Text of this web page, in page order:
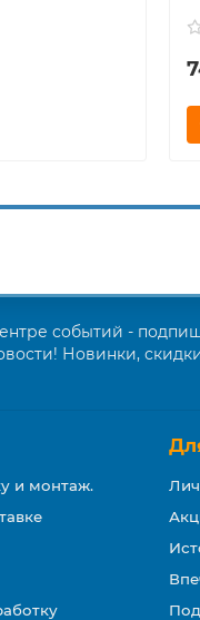
событий -
Новинки,
и монтаж.